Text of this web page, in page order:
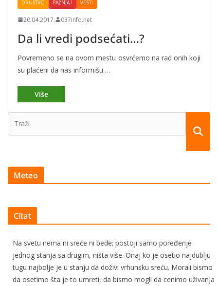
DRUŠTVO PAŽNJA ! VESTI
20.04.2017. 037info.net
Da li vredi podsećati…?
Povremeno se na ovom mestu osvrćemo na rad onih koji
su plaćeni da nas informišu.…
Meteo
Citat
Na svetu nema ni sreće ni bede; postoji samo poređenje
jednog stanja sa drugim, ništa više. Onaj ko je osetio najdublju
tugu najbolje je u stanju da doživi vrhunsku sreću. Morali bismo
da osetimo šta je to umreti, da bismo mogli da cenimo uživanja